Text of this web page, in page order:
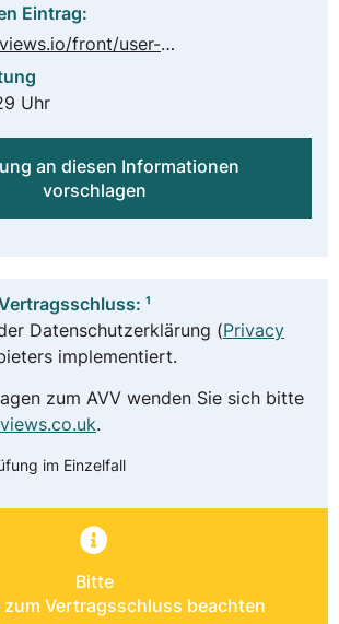
Eintrag:
https://www.reviews.io/front/user-privacy-policy
Uhr
an diesen Informationen
vorschlagen
¹
Datenschutzerklärung (Privacy
implementiert.
zum AVV wenden Sie sich bitte
.
im Einzelfall
Bitte
zum Vertragsschluss beachten